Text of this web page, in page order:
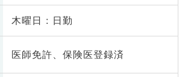
木曜日 : 日勤
医師免許、保険医登録済